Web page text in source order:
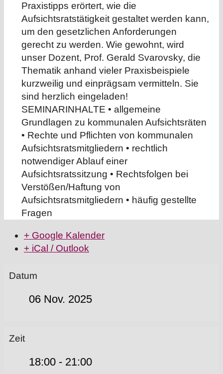
Praxistipps erörtert, wie die
Aufsichtsratstätigkeit gestaltet werden kann,
um den gesetzlichen Anforderungen
gerecht zu werden. Wie gewohnt, wird
unser Dozent, Prof. Gerald Svarovsky, die
Thematik anhand vieler Praxisbeispiele
kurzweilig und einprägsam vermitteln. Sie
sind herzlich eingeladen!
SEMINARINHALTE • allgemeine
Grundlagen zu kommunalen Aufsichtsräten
• Rechte und Pflichten von kommunalen
Aufsichtsratsmitgliedern • rechtlich
notwendiger Ablauf einer
Aufsichtsratssitzung • Rechtsfolgen bei
Verstößen/Haftung von
Aufsichtsratsmitgliedern • häufig gestellte
Fragen
+ Google Kalender
+ iCal / Outlook
Datum
06 Nov. 2025
Zeit
18:00 - 21:00